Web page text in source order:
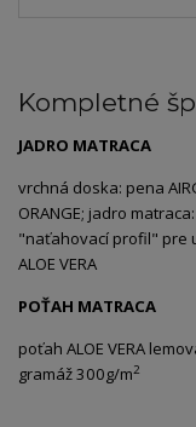
Kompletné
JADRO MATRACA
vrchná doska: pena
ORANGE; jadro
"naťahovací profil" pre
ALOE VERA
POŤAH MATRACA
poťah ALOE VERA
gramáž 300g/m2